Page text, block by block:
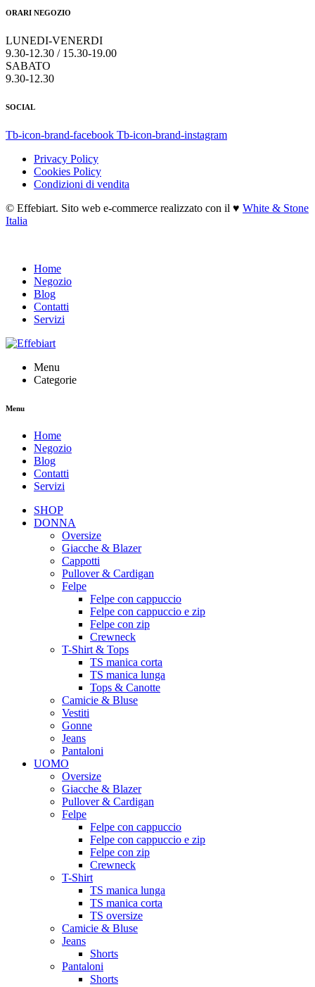
ORARI NEGOZIO
LUNEDI-VENERDI
9.30-12.30 / 15.30-19.00
SABATO
9.30-12.30
SOCIAL
Tb-icon-brand-facebook Tb-icon-brand-instagram
Privacy Policy
Cookies Policy
Condizioni di vendita
© Effebiart. Sito web e-commerce realizzato con il ♥ White & Stone
Italia
Home
Negozio
Blog
Contatti
Servizi
Menu
Categorie
Menu
Home
Negozio
Blog
Contatti
Servizi
SHOP
DONNA
Oversize
Giacche & Blazer
Cappotti
Pullover & Cardigan
Felpe
Felpe con cappuccio
Felpe con cappuccio e zip
Felpe con zip
Crewneck
T-Shirt & Tops
TS manica corta
TS manica lunga
Tops & Canotte
Camicie & Bluse
Vestiti
Gonne
Jeans
Pantaloni
UOMO
Oversize
Giacche & Blazer
Pullover & Cardigan
Felpe
Felpe con cappuccio
Felpe con cappuccio e zip
Felpe con zip
Crewneck
T-Shirt
TS manica lunga
TS manica corta
TS oversize
Camicie & Bluse
Jeans
Shorts
Pantaloni
Shorts